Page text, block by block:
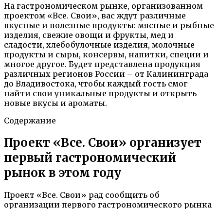
На гастрономическом рынке, организованном
проектом «Все. Свои», вас ждут различные
вкусные и полезные продукты: мясные и рыбные
изделия, свежие овощи и фрукты, мед и
сладости, хлебобулочные изделия, молочные
продукты и сыры, консервы, напитки, специи и
многое другое. Будет представлена продукция
различных регионов России – от Калининграда
до Владивостока, чтобы каждый гость смог
найти свои уникальные продукты и открыть
новые вкусы и ароматы.
Содержание
Проект «Все. Свои» организует
первый гастрономический
рынок в этом году
Проект «Все. Свои» рад сообщить об
организации первого гастрономического рынка